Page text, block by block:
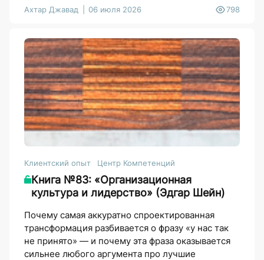
Ахтар Джавад 06 июля 2026 798
Клиентский опыт Центр Компетенций
Книга №83: «Организационная
культура и лидерство» (Эдгар Шейн)
Почему самая аккуратно спроектированная
трансформация разбивается о фразу «у нас так
не принято» — и почему эта фраза оказывается
сильнее любого аргумента про лучшие